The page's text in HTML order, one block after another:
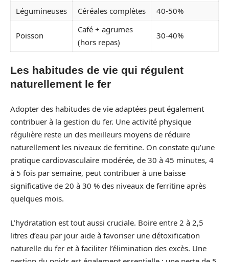
Légumineuses Céréales complètes 40-50%
Poisson
Café + agrumes
(hors repas)
30-40%
Les habitudes de vie qui régulent
naturellement le fer
Adopter des habitudes de vie adaptées peut également
contribuer à la gestion du fer. Une activité physique
régulière reste un des meilleurs moyens de réduire
naturellement les niveaux de ferritine. On constate qu’une
pratique cardiovasculaire modérée, de 30 à 45 minutes, 4
à 5 fois par semaine, peut contribuer à une baisse
significative de 20 à 30 % des niveaux de ferritine après
quelques mois.
L’hydratation est tout aussi cruciale. Boire entre 2 à 2,5
litres d’eau par jour aide à favoriser une détoxification
naturelle du fer et à faciliter l’élimination des excès. Une